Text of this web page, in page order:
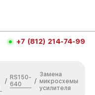
+7 (812) 214-74-99
/
RS150-
640
/
Замена
микросхемы
усилителя